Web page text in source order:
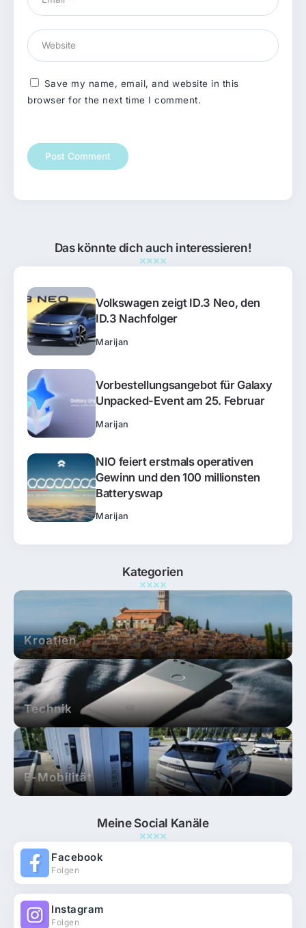
Save my name, email, and website in this
browser for the next time I comment.
Das könnte dich auch interessieren!
Volkswagen zeigt ID.3 Neo, den
ID.3 Nachfolger
Marijan
Vorbestellungsangebot für Galaxy
Unpacked-Event am 25. Februar
Marijan
NIO feiert erstmals operativen
Gewinn und den 100 millionsten
Batteryswap
Marijan
Kategorien
Kroatien
Technik
E-Mobilität
Meine Social Kanäle
Facebook
Folgen
Instagram
Folgen